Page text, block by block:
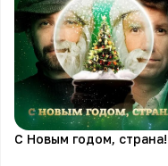
С Новым годом, страна!